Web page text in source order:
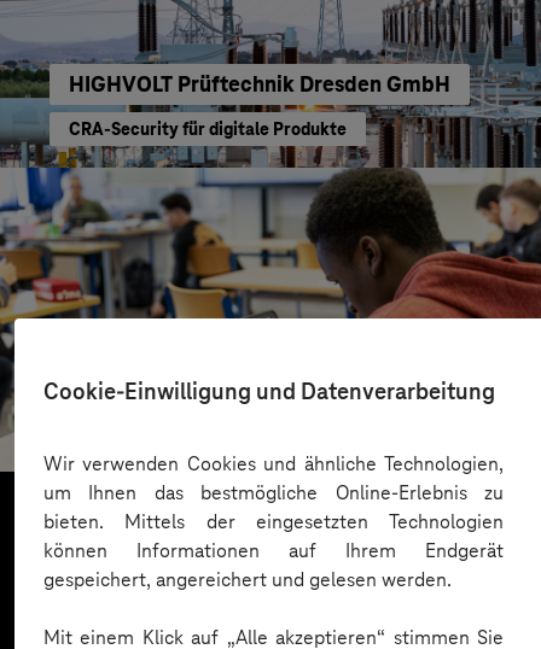
Cookie-Einwilligung und Datenverarbeitung
Wir verwenden Cookies und ähnliche Technologien,
um Ihnen das bestmögliche Online-Erlebnis zu
bieten. Mittels der eingesetzten Technologien
können Informationen auf Ihrem Endgerät
gespeichert, angereichert und gelesen werden.
Mit einem Klick auf „Alle akzeptieren“ stimmen Sie
HIGHVOLT Prüftechnik Dresden GmbH
CRA-Security für digitale Produkte
St.-Benedikt-Schule Düsseldorf
Mehr laden